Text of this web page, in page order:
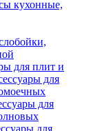
кухонные,
для плит и
для
для
для